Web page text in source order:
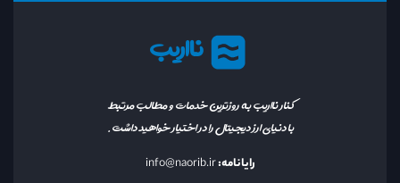
نااریب
کنار نااریب به روزترین خدمات و مطالب مرتبط
با دنیای ارز دیجیتال را در اختیار خواهید داشت.
رایانامه:info@naorib.ir